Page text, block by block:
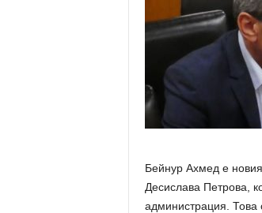
Бейнур Ахмед е
Десислава Петрова,
администрация.